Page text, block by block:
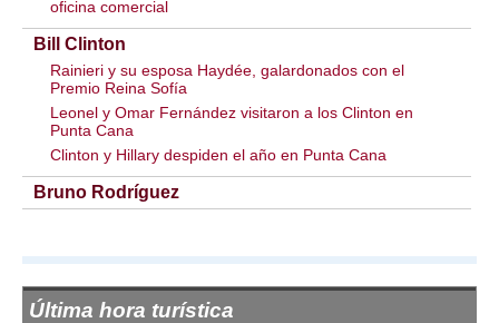
oficina comercial
Bill Clinton
Rainieri y su esposa Haydée, galardonados con el
Premio Reina Sofía
Leonel y Omar Fernández visitaron a los Clinton en
Punta Cana
Clinton y Hillary despiden el año en Punta Cana
Bruno Rodríguez
Última hora turística